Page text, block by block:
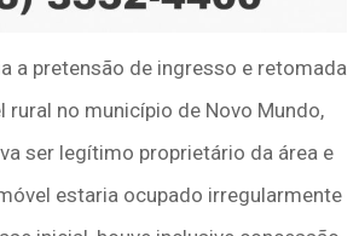
a pretensão de ingresso e retomada
rural no município de Novo Mundo,
ser legítimo proprietário da área e
estaria ocupado irregularmente